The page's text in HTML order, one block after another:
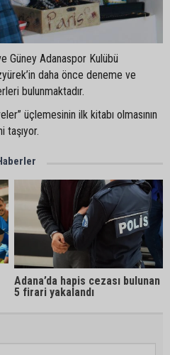
Güney Adanaspor Kulübü
daha önce deneme ve
bulunmaktadır.
üçlemesinin ilk kitabı olmasının
taşıyor.
Adana’da hapis cezası bulunan
5 firari yakalandı